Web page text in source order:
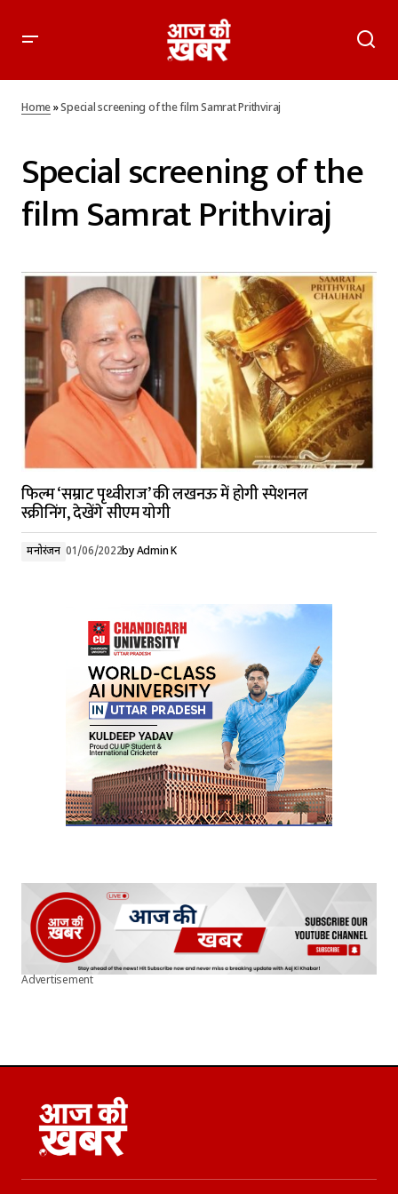
Home»Special screening of the film Samrat Prithviraj
Special screening of the
film Samrat Prithviraj
फिल्म ‘सम्राट पृथ्वीराज’ की लखनऊ में होगी स्पेशनल
स्क्रीनिंग, देखेंगे सीएम योगी
मनोरंजन 01/06/2022byAdmin K
Advertisement